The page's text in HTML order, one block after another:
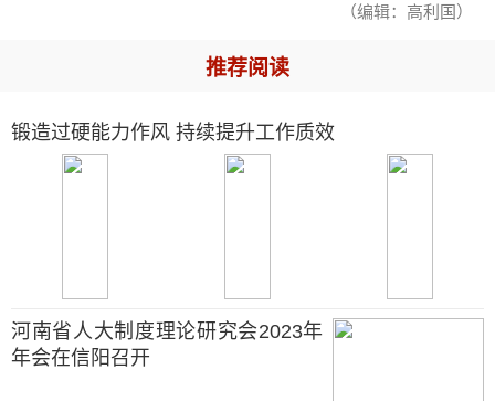
（编辑：高利国）
推荐阅读
锻造过硬能力作风 持续提升工作质效
河南省人大制度理论研究会2023年
年会在信阳召开